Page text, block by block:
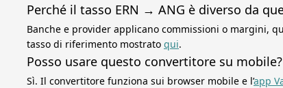
Perché il tasso ERN → ANG è diverso da
Banche e provider applicano commissioni o margini,
tasso di riferimento mostrato qui.
Posso usare questo convertitore su mobile?
Sì. Il convertitore funziona sui browser mobile e l’app